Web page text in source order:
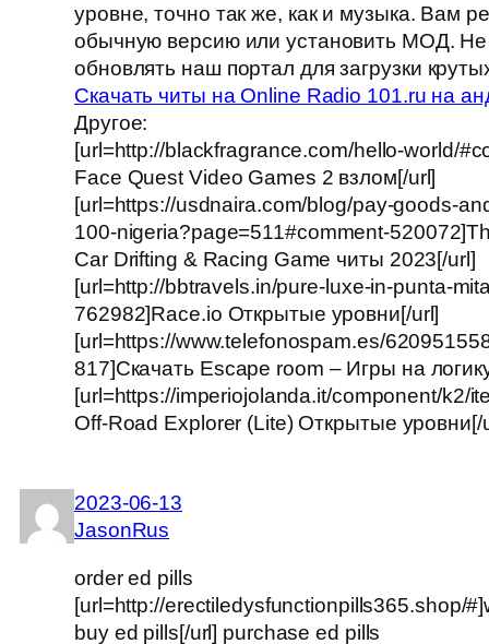
уровне, точно так же, как и музыка. Вам
обычную версию или установить МОД.
обновлять наш портал для загрузки
Скачать читы на Online Radio 101.ru на
Другое:
[url=http://blackfragrance.com/hello-world/
Face Quest Video Games 2 взлом[/url]
[url=https://usdnaira.com/blog/pay-goods-
100-nigeria?page=511#comment-
Car Drifting & Racing Game читы 2023[/url]
[url=http://bbtravels.in/pure-luxe-in-punta-
762982]Race.io Открытые уровни[/url]
[url=https://www.telefonospam.es/
817]Скачать Escape room – Игры на
[url=https://imperiojolanda.it/component/k2/
Off-Road Explorer (Lite) Открытые
2023-06-13
JasonRus
order ed pills
[url=http://erectiledysfunctionpills365.shop/
buy ed pills[/url] purchase ed pills